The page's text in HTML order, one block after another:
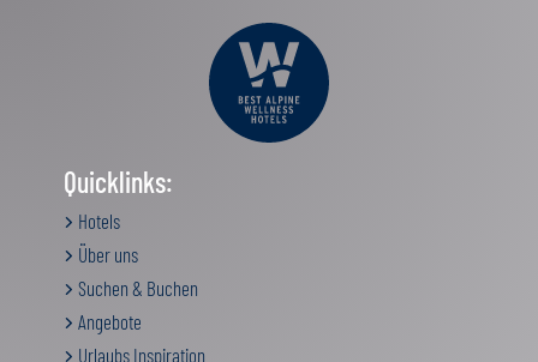
Quicklinks:
Hotels
Über uns
Suchen & Buchen
Angebote
Urlaubs Inspiration